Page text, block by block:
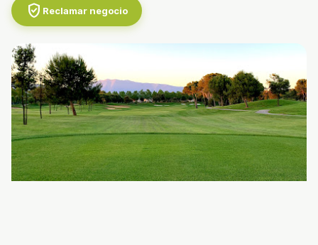
verified_user Reclamar negocio